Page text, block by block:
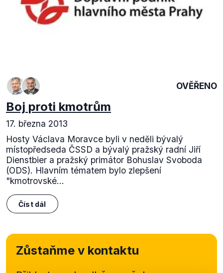
OVĚŘENO
Boj proti kmotrům
17. března 2013
Hosty Václava Moravce byli v neděli bývalý
místopředseda ČSSD a bývalý pražský radní Jiří
Dienstbier a pražský primátor Bohuslav Svoboda
(ODS). Hlavním tématem bylo zlepšení
"kmotrovské...
Číst dál
Zůstaňme v kontaktu